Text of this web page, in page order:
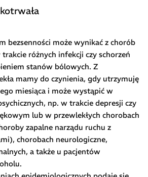
bezsenności może wynikać z chorób
różnych infekcji czy schorzeń
stanów bólowych. Z
mamy do czynienia, gdy utrzymuję
miesiąca i może wystąpić w
np. w trakcie depresji czy
lub w przewlekłych chorobach
zapalne narządu ruchu z
chorobach neurologiczne,
a także u pacjentów